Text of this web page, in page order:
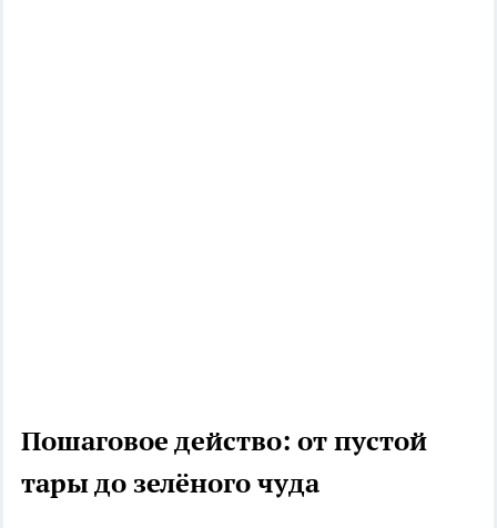
Пошаговое действо: от пустой
тары до зелёного чуда